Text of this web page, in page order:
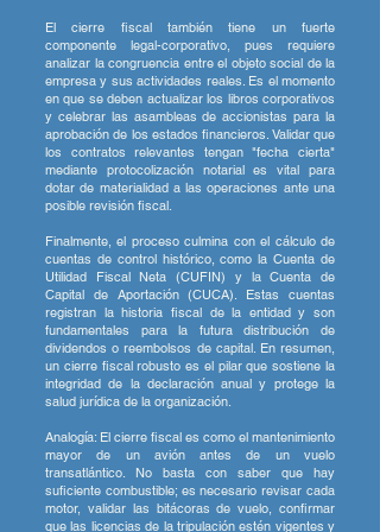
El cierre fiscal también tiene un fuerte
componente legal-corporativo, pues requiere
analizar la congruencia entre el objeto social de la
empresa y sus actividades reales. Es el momento
en que se deben actualizar los libros corporativos
y celebrar las asambleas de accionistas para la
aprobación de los estados financieros. Validar que
los contratos relevantes tengan "fecha cierta"
mediante protocolización notarial es vital para
dotar de materialidad a las operaciones ante una
posible revisión fiscal.
Finalmente, el proceso culmina con el cálculo de
cuentas de control histórico, como la Cuenta de
Utilidad Fiscal Neta (CUFIN) y la Cuenta de
Capital de Aportación (CUCA). Estas cuentas
registran la historia fiscal de la entidad y son
fundamentales para la futura distribución de
dividendos o reembolsos de capital. En resumen,
un cierre fiscal robusto es el pilar que sostiene la
integridad de la declaración anual y protege la
salud jurídica de la organización.
Analogía: El cierre fiscal es como el mantenimiento
mayor de un avión antes de un vuelo
transatlántico. No basta con saber que hay
suficiente combustible; es necesario revisar cada
motor, validar las bitácoras de vuelo, confirmar
que las licencias de la tripulación estén vigentes y